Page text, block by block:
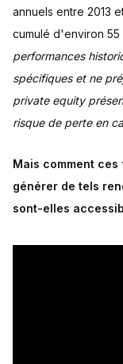
Les risques
L'impact des
Influence des
d'intérêt
Stratégies
annuels entre 2013
cumulé d'environ 55
performances
spécifiques et ne
private equity
risque de perte en
Mais comment
générer de tels
sont-elles